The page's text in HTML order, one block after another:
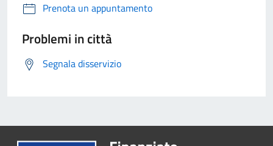
Prenota un appuntamento
Problemi in città
Segnala disservizio